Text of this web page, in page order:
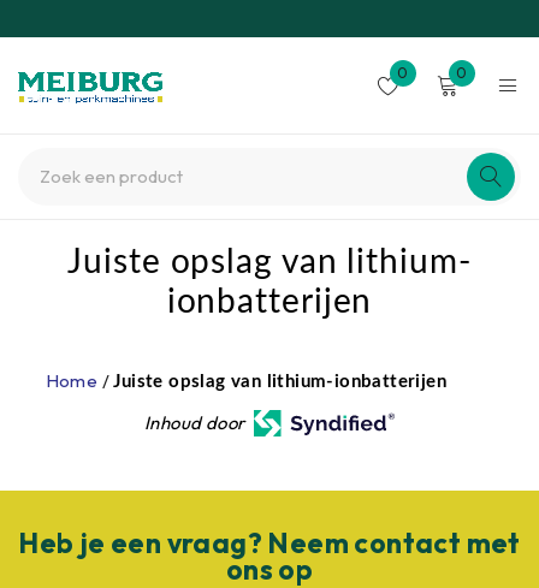
0 0
Juiste opslag van lithium-
ionbatterijen
Home /Juiste opslag van lithium-ionbatterijen
Inhoud door
Heb je een vraag? Neem contact met
ons op